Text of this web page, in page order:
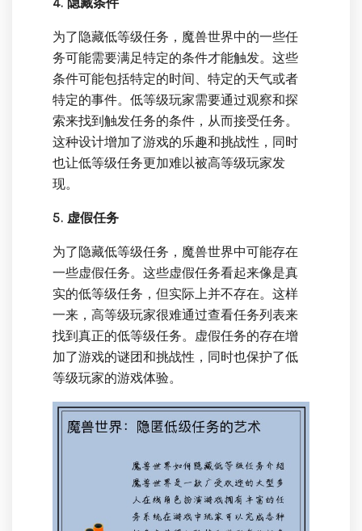
为了隐藏低等级任务，魔兽世界中的一些任
务可能需要满足特定的条件才能触发。这些
条件可能包括特定的时间、特定的天气或者
特定的事件。低等级玩家需要通过观察和探
索来找到触发任务的条件，从而接受任务。
这种设计增加了游戏的乐趣和挑战性，同时
也让低等级任务更加难以被高等级玩家发
现。
5. 虚假任务
为了隐藏低等级任务，魔兽世界中可能存在
一些虚假任务。这些虚假任务看起来像是真
实的低等级任务，但实际上并不存在。这样
一来，高等级玩家很难通过查看任务列表来
找到真正的低等级任务。虚假任务的存在增
加了游戏的谜团和挑战性，同时也保护了低
等级玩家的游戏体验。